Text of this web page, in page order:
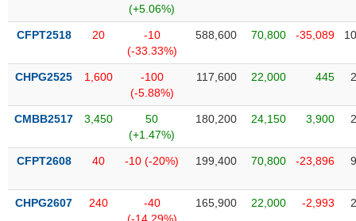
được
ký
Danh
phiếu
tiết
(+5.06%)
CFPT2518 20
-10
(-33.33%)
588,600 70,800 -35,089
CHPG2525 1,600
-100
(-5.88%)
117,600 22,000 445
CMBB2517 3,450
50
(+1.47%)
180,200 24,150 3,900
CFPT2608 40 -10 (-20%) 199,400 70,800 -23,896
CHPG2607 240
-40
165,900 22,000 -2,993
XUẤT
LIỆU
MỚI
(-)